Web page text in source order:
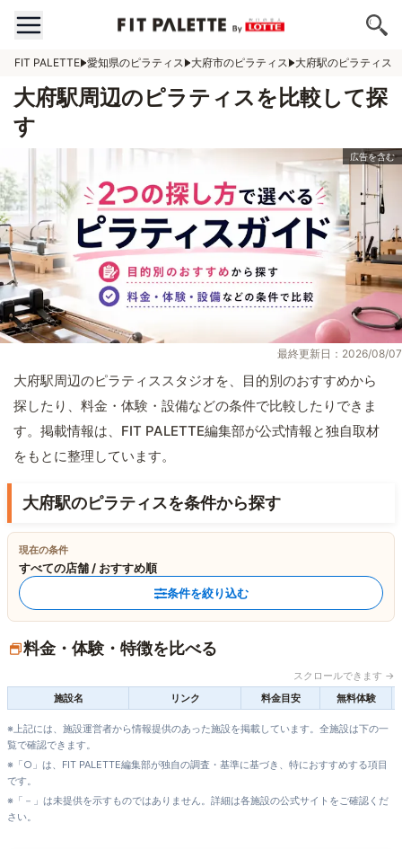
FIT PALETTE 愛知県のピラティス 大府市のピラティス 大府駅のピラティス
大府駅周辺のピラティスを比較して探
す
最終更新日：2026/08/07
大府駅周辺のピラティススタジオを、目的別のおすすめから
探したり、料金・体験・設備などの条件で比較したりできま
す。掲載情報は、FIT PALETTE編集部が公式情報と独自取材
をもとに整理しています。
大府駅のピラティスを条件から探す
現在の条件
すべての店舗 / おすすめ順
条件を絞り込む
料金・体験・特徴を比べる
スクロールできます →
施設名
リンク 料金目安 無料体験
※上記には、施設運営者から情報提供のあった施設を掲載しています。全施設は下の一
覧で確認できます。
※「○」は、FIT PALETTE編集部が独自の調査・基準に基づき、特におすすめする項目
です。
※「－」は未提供を示すものではありません。詳細は各施設の公式サイトをご確認くだ
さい。